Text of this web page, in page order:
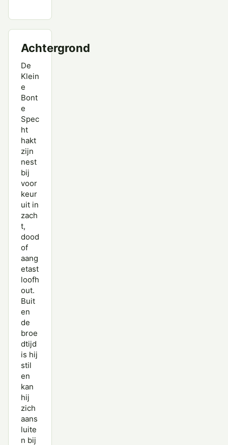
Achtergrond
De
Klein
e
Bont
e
Spec
ht
hakt
zijn
nest
bij
voor
keur
uit in
zach
t,
dood
of
aang
etast
loofh
out.
Buit
en
de
broe
dtijd
is hij
stil
en
kan
hij
zich
aans
luite
n bij